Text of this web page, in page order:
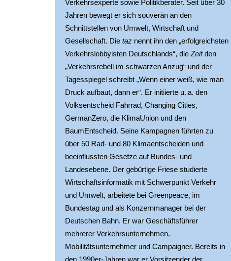
Verkehrsexperte sowie Politikberater. Seit über 30
Jahren bewegt er sich souverän an den
Schnittstellen von Umwelt, Wirtschaft und
Gesellschaft. Die taz nennt ihn den „erfolgreichsten
Verkehrslobbyisten Deutschlands“, die Zeit den
„Verkehrsrebell im schwarzen Anzug“ und der
Tagesspiegel schreibt „Wenn einer weiß, wie man
Druck aufbaut, dann er“. Er initiierte u. a. den
Volksentscheid Fahrrad, Changing Cities,
GermanZero, die KlimaUnion und den
BaumEntscheid. Seine Kampagnen führten zu
über 50 Rad- und 80 Klimaentscheiden und
beeinflussten Gesetze auf Bundes- und
Landesebene. Der gebürtige Friese studierte
Wirtschaftsinformatik mit Schwerpunkt Verkehr
und Umwelt, arbeitete bei Greenpeace, im
Deutschen Bahn. Er war Geschäftsführer
mehrerer Verkehrsunternehmen,
Mobilitätsunternehmer und Campaigner. Bereits in
den 1990er-Jahren war er Vorsitzender der